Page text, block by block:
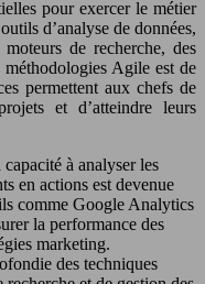
pour exercer le métier
d’analyse de données,
de recherche, des
Agile est de
permettent aux chefs de
et d’atteindre leurs
capacité à analyser les
en actions est devenue
comme Google Analytics
la performance des
marketing.
des techniques